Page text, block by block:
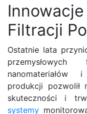
Filtracji
Ostatnie lata
nanomateriałów
produkcji
skuteczności i
systemy